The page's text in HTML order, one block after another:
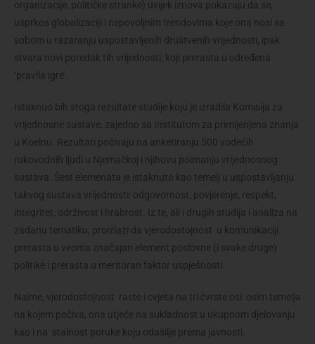
organizacije, političke stranke) uvijek iznova pokazuju da se,
usprkos globalizaciji i nepovoljnim trendovima koje ona nosi sa
sobom u razaranju uspostavljenih društvenih vrijednosti, ipak
stvara novi poredak tih vrijednosti, koji prerasta u određena
‘pravila igre’.
Istaknuo bih stoga rezultate studije koju je izradila Komisija za
vrijednosne sustave, zajedno sa Institutom za primijenjena znanja
u Koelnu. Rezultati počivaju na anketiranju 500 vodećih
rukovodnih ljudi u Njemačkoj i njihovu poimanju vrijednosnog
sustava. Šest elemenata je istaknuto kao temelj u uspostavljanju
takvog sustava vrijednosti: odgovornost, povjerenje, respekt,
integritet, održivost i hrabrost. Iz te, ali i drugih studija i analiza na
zadanu tematiku, proizlazi da vjerodostojnost u komunikaciji
prerasta u veoma značajan element poslovne (i svake druge)
politike i prerasta u meritoran faktor uspješnosti.
Naime, vjerodostojnost raste i cvjeta na tri čvrste osi: osim temelja
na kojem počiva, ona utječe na sukladnost u ukupnom djelovanju
kao i na stalnost poruke koju odašilje prema javnosti.